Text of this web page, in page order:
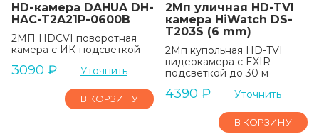
HD-камера DAHUA DH-
HAC-T2A21P-0600B
2MП HDCVI поворотная
камера с ИК-подсветкой
3090 ₽ Уточнить
В КОРЗИНУ
2Мп уличная HD-TVI
камера HiWatch DS-
T203S (6 mm)
2Мп купольная HD-TVI
видеокамера с EXIR-
подсветкой до 30 м
4390 ₽ Уточнить
В КОРЗИНУ